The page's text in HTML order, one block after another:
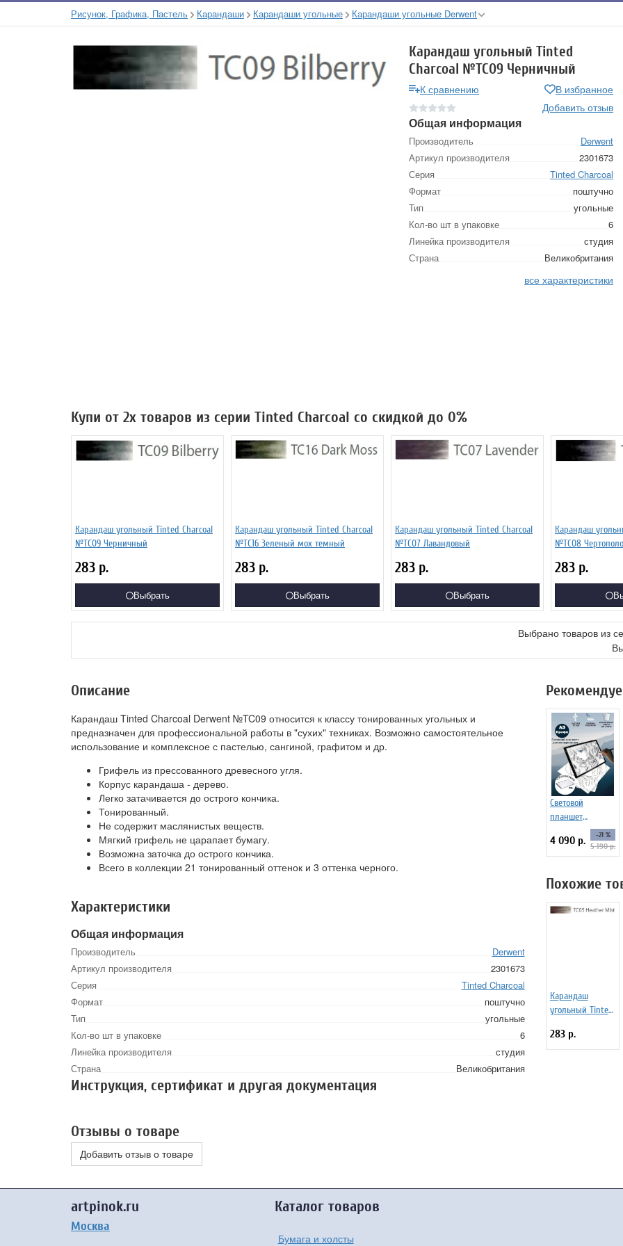
Рисунок, Графика, Пастель Карандаши Карандаши угольные Карандаши угольные Derwent
Карандаш угольный Tinted
Charcoal №TC09 Черничный
К сравнению
В избранное
Добавить отзыв
Общая информация
Производитель
Derwent
Артикул производителя
2301673
Серия
Tinted Charcoal
Формат
поштучно
Тип
угольные
Кол-во шт в упаковке
6
Линейка производителя
студия
Страна
Великобритания
все характеристики
Купи от 2х товаров из серии Tinted Charcoal со скидкой до 0%
Карандаш угольный Tinted Charcoal
№TC09 Черничный
283 р.
Выбрать
Карандаш угольный Tinted Charcoal
№TC16 Зеленый мох темный
283 р.
Выбрать
Карандаш угольный Tinted Charcoal
№TC07 Лавандовый
283 р.
Выбрать
Карандаш
№TC08
283 р.
Выбрано товаров из
Описание
Карандаш Tinted Charcoal Derwent №TC09 относится к классу тонированных угольных и
предназначен для профессиональной работы в "сухих" техниках. Возможно самостоятельное
использование и комплексное с пастелью, сангиной, графитом и др.
Грифель из прессованного древесного угля.
Корпус карандаша - дерево.
Легко затачивается до острого кончика.
Тонированный.
Не содержит маслянистых веществ.
Мягкий грифель не царапает бумагу.
Возможна заточка до острого кончика.
Всего в коллекции 21 тонированный оттенок и 3 оттенка черного.
Характеристики
Общая информация
Производитель
Derwent
Артикул производителя
2301673
Серия
Tinted Charcoal
Формат
поштучно
Тип
угольные
Кол-во шт в упаковке
6
Линейка производителя
студия
Страна
Великобритания
Инструкция, сертификат и другая документация
Световой
планшет
ArtPinOk А3
"Профи" LED
Light Pad
4 090 р. -21 %
5 190 р.
Похожие
Карандаш
угольный Tinted
Вереск
туманный
283 р.
Отзывы о товаре
Добавить отзыв о товаре
artpinok.ru
Москва
Каталог товаров
Бумага и холсты